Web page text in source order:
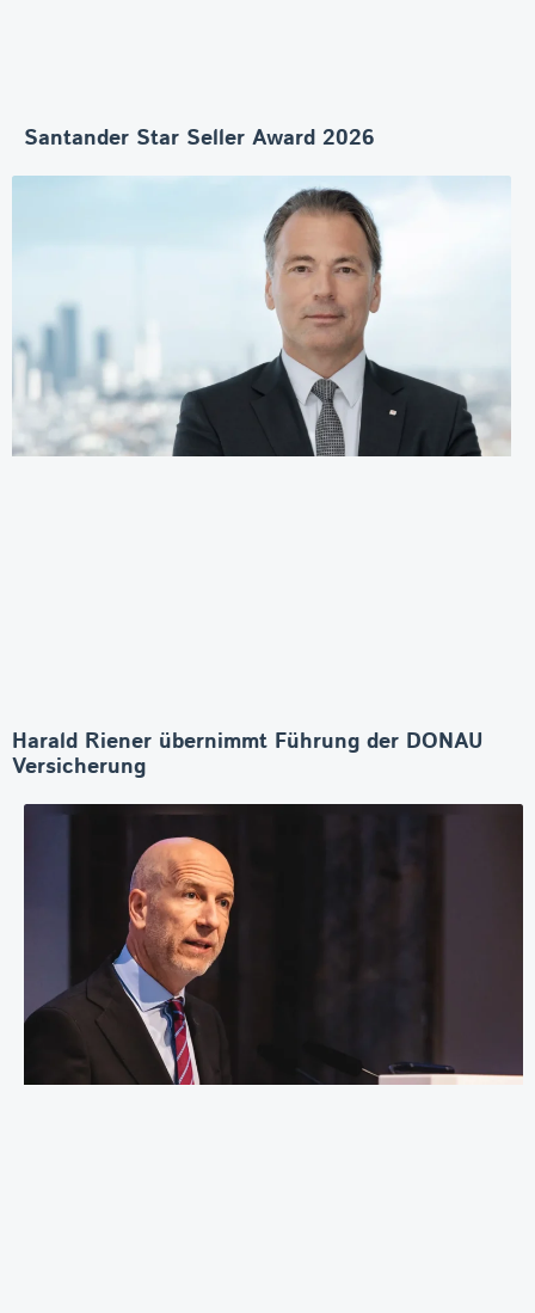
Santander Star Seller Award 2026
Harald Riener übernimmt Führung der DONAU
Versicherung